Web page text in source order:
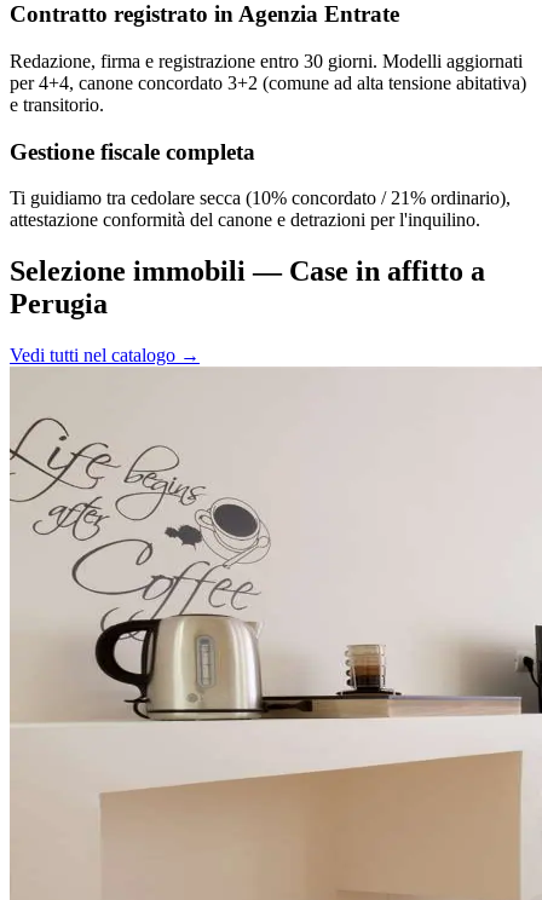
Contratto registrato in Agenzia Entrate
Redazione, firma e registrazione entro 30 giorni. Modelli aggiornati
per 4+4, canone concordato 3+2 (comune ad alta tensione abitativa)
e transitorio.
Gestione fiscale completa
Ti guidiamo tra cedolare secca (10% concordato / 21% ordinario),
attestazione conformità del canone e detrazioni per l'inquilino.
Selezione immobili — Case in affitto a
Perugia
Vedi tutti nel catalogo →